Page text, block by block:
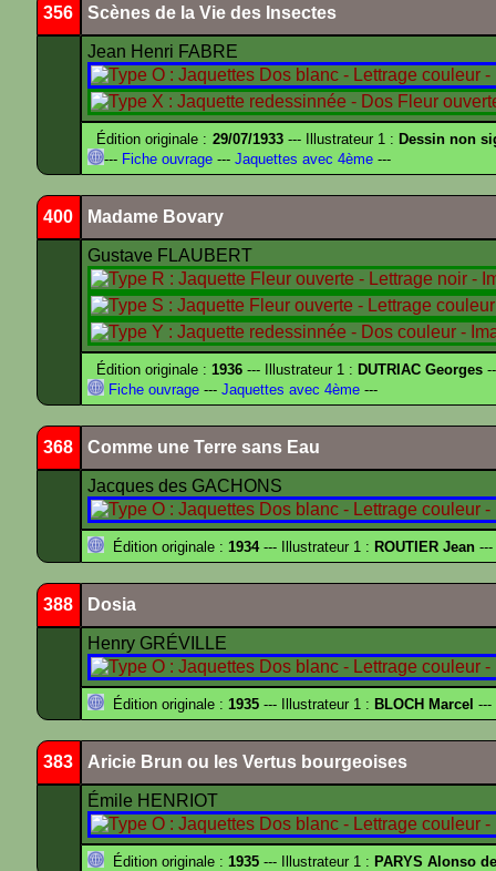
356 Scènes de la Vie des Insectes
Jean Henri FABRE
Édition originale : 29/07/1933--- Illustrateur 1 : Dessin non
--- Fiche ouvrage --- Jaquettes avec 4ème ---
400 Madame Bovary
Gustave FLAUBERT
Édition originale :1936 --- Illustrateur 1 : DUTRIAC Georges
Fiche ouvrage --- Jaquettes avec 4ème ---
368 Comme une Terre sans Eau
Jacques des GACHONS
Édition originale : 1934--- Illustrateur 1 : ROUTIER Jean ---
388 Dosia
Henry GRÉVILLE
Édition originale : 1935 --- Illustrateur 1 : BLOCH Marcel ---
383 Aricie Brun ou les Vertus bourgeoises
Émile HENRIOT
Édition originale : 1935 --- Illustrateur 1 : PARYS Alonso de